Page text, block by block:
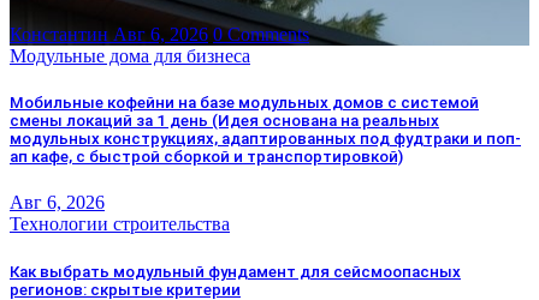
Константин Авг 6, 2026 0 Comments
Модульные дома для бизнеса
Мобильные кофейни на базе модульных домов с системой
смены локаций за 1 день (Идея основана на реальных
модульных конструкциях, адаптированных под фудтраки и поп-
ап кафе, с быстрой сборкой и транспортировкой)
Авг 6, 2026
Технологии строительства
Как выбрать модульный фундамент для сейсмоопасных
регионов: скрытые критерии